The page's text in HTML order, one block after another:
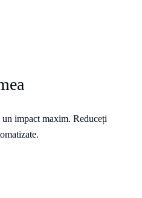
impact maxim. Reduceți